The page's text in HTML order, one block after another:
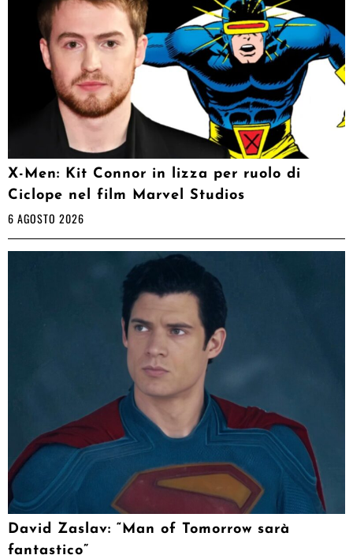
X-Men: Kit Connor in lizza per ruolo di
Ciclope nel film Marvel Studios
6 AGOSTO 2026
David Zaslav: “Man of Tomorrow sarà
fantastico”